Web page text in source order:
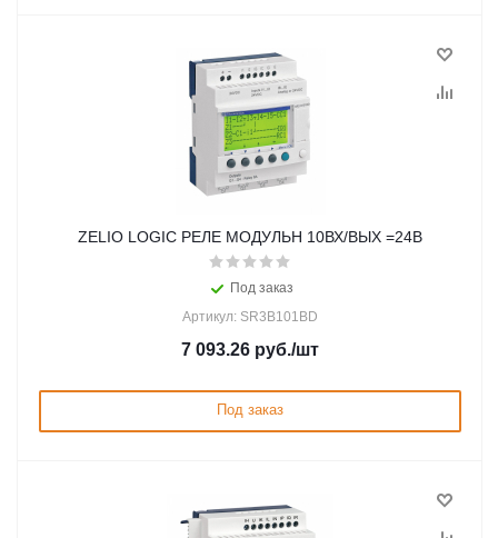
ZELIO LOGIC РЕЛЕ МОДУЛЬН 10ВХ/ВЫХ =24В
Под заказ
Артикул: SR3B101BD
7 093.26 руб./шт
Под заказ